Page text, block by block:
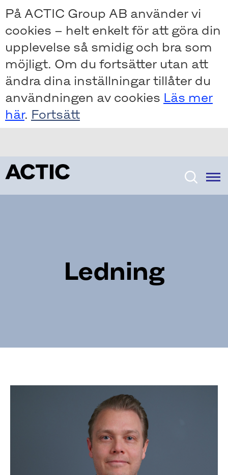
Skip
to
main
content
Skip
to
main
content
På ACTIC Group AB använder vi
cookies – helt enkelt för att göra din
upplevelse så smidig och bra som
möjligt. Om du fortsätter utan att
ändra dina inställningar tillåter du
användningen av cookies Läs mer
här.
Ledning